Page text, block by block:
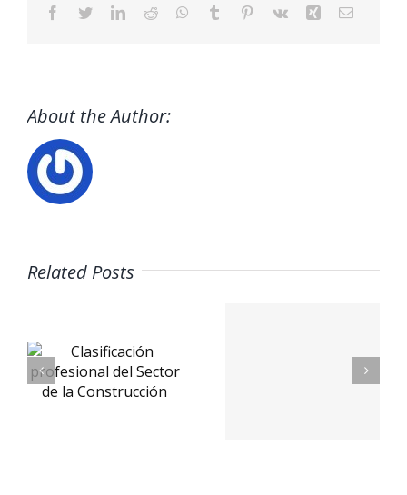
Facebook
TwitterLinkedIn
Reddit WhatsApp
Tumblr Pinterest
Vk Xing Email
About the Author:
Related Posts
PetSmart
Careers
EMBL